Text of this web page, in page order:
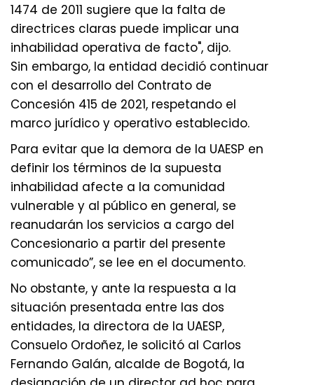
1474 de 2011 sugiere que la falta de
directrices claras puede implicar una
inhabilidad operativa de facto", dijo.
Sin embargo, la entidad decidió continuar
con el desarrollo del Contrato de
Concesión 415 de 2021, respetando el
marco jurídico y operativo establecido.
Para evitar que la demora de la UAESP en
definir los términos de la supuesta
inhabilidad afecte a la comunidad
vulnerable y al público en general, se
reanudarán los servicios a cargo del
Concesionario a partir del presente
comunicado”, se lee en el documento.
No obstante, y ante la respuesta a la
situación presentada entre las dos
entidades, la directora de la UAESP,
Consuelo Ordoñez, le solicitó al Carlos
Fernando Galán, alcalde de Bogotá, la